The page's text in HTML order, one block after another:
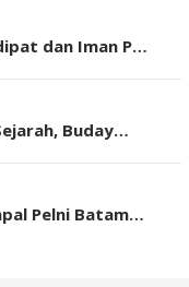
dan Iman P…
Buday…
Pelni Batam…